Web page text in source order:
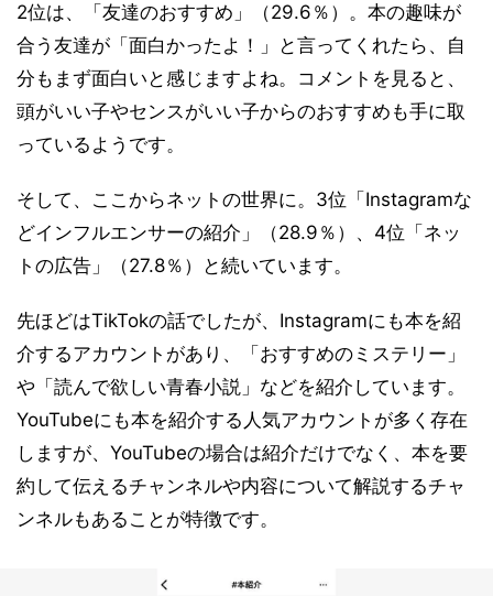
2位は、「友達のおすすめ」（29.6％）。本の趣味が
合う友達が「面白かったよ！」と言ってくれたら、自
分もまず面白いと感じますよね。コメントを見ると、
頭がいい子やセンスがいい子からのおすすめも手に取
っているようです。
そして、ここからネットの世界に。3位「Instagramな
どインフルエンサーの紹介」（28.9％）、4位「ネッ
トの広告」（27.8％）と続いています。
先ほどはTikTokの話でしたが、Instagramにも本を紹
介するアカウントがあり、「おすすめのミステリー」
や「読んで欲しい青春小説」などを紹介しています。
YouTubeにも本を紹介する人気アカウントが多く存在
しますが、YouTubeの場合は紹介だけでなく、本を要
約して伝えるチャンネルや内容について解説するチャ
ンネルもあることが特徴です。